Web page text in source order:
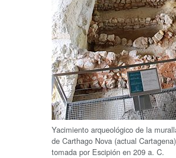
Yacimiento arqueológico de la
de Carthago Nova (actual
tomada por Escipión en 209 a. C.